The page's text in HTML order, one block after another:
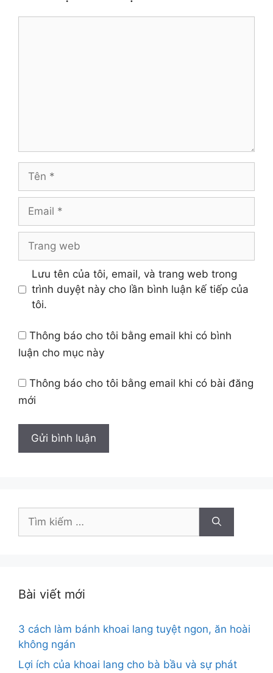
Tên
Email
Trang
Lưu tên của tôi, email, và trang web trong
trình duyệt này cho lần bình luận kế tiếp của
tôi.
Thông báo cho tôi bằng email khi có bình
luận cho mục này
Thông báo cho tôi bằng email khi có bài đăng
mới
Tìm
kiếm
Bài viết mới
3 cách làm bánh khoai lang tuyệt ngon, ăn hoài
không ngán
Lợi ích của khoai lang cho bà bầu và sự phát